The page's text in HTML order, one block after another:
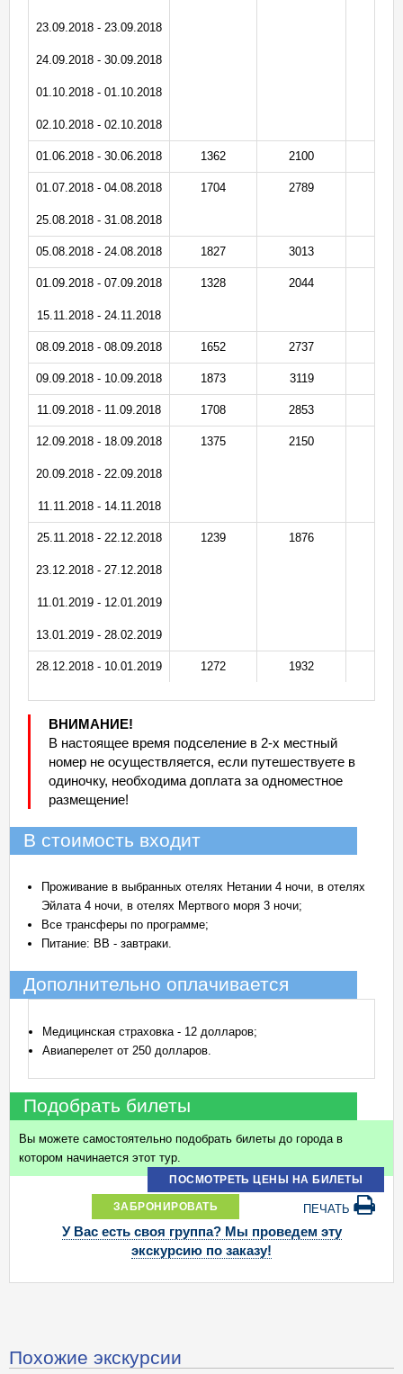
23.09.2018 - 23.09.2018
24.09.2018 - 30.09.2018
01.10.2018 - 01.10.2018
02.10.2018 - 02.10.2018
01.06.2018 - 30.06.2018 1362 2100
01.07.2018 - 04.08.2018
25.08.2018 - 31.08.2018
1704 2789
05.08.2018 - 24.08.2018 1827 3013
01.09.2018 - 07.09.2018
15.11.2018 - 24.11.2018
1328 2044
08.09.2018 - 08.09.2018 1652 2737
09.09.2018 - 10.09.2018 1873 3119
11.09.2018 - 11.09.2018 1708 2853
12.09.2018 - 18.09.2018
20.09.2018 - 22.09.2018
11.11.2018 - 14.11.2018
1375 2150
25.11.2018 - 22.12.2018
23.12.2018 - 27.12.2018
11.01.2019 - 12.01.2019
13.01.2019 - 28.02.2019
1239 1876
28.12.2018 - 10.01.2019 1272 1932
ВНИМАНИЕ!
В настоящее время подселение в 2-х местный
номер не осуществляется, если путешествуете в
одиночку, необходима доплата за одноместное
размещение!
В стоимость входит
Проживание в выбранных отелях Нетании 4 ночи, в отелях
Эйлата 4 ночи, в отелях Мертвого моря 3 ночи;
Все трансферы по программе;
Питание: ВВ - завтраки.
Дополнительно оплачивается
Медицинская страховка - 12 долларов;
Авиаперелет от 250 долларов.
Подобрать билеты
Вы можете самостоятельно подобрать билеты до города в
котором начинается этот тур.
ПОСМОТРЕТЬ ЦЕНЫ НА БИЛЕТЫ
ЗАБРОНИРОВАТЬ ПЕЧАТЬ
У Вас есть своя группа? Мы проведем эту
экскурсию по заказу!
Похожие экскурсии